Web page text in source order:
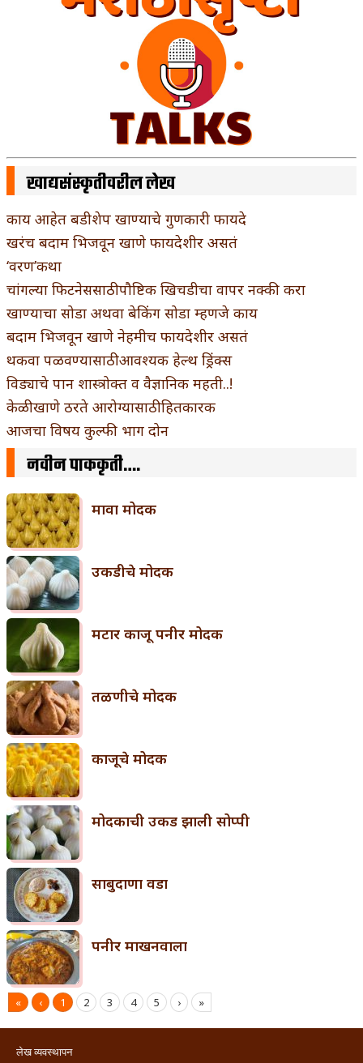
खाद्यसंस्कृतीवरील लेख
काय आहेत बडीशेप खाण्याचे गुणकारी फायदे
खरंच बदाम भिजवून खाणे फायदेशीर असतं
‘वरण’कथा
चांगल्या फिटनेससाठी पौष्टिक खिचडीचा वापर नक्की करा
खाण्याचा सोडा अथवा बेकिंग सोडा म्हणजे काय
बदाम भिजवून खाणे नेहमीच फायदेशीर असतं
थकवा पळवण्यासाठी आवश्यक हेल्थ ड्रिंक्स
विड्याचे पान शास्त्रोक्त व वैज्ञानिक महती..!
केळी खाणे ठरते आरोग्यासाठी हितकारक
आजचा विषय कुल्फी भाग दोन
नवीन पाककृती….
मावा मोदक
उकडीचे मोदक
मटार काजू पनीर मोदक
तळणीचे मोदक
काजूचे मोदक
मोदकाची उकड झाली सोप्पी
साबुदाणा वडा
पनीर माखनवाला
« ‹ 1 2 3 4 5 › »
लेख व्यवस्थापन